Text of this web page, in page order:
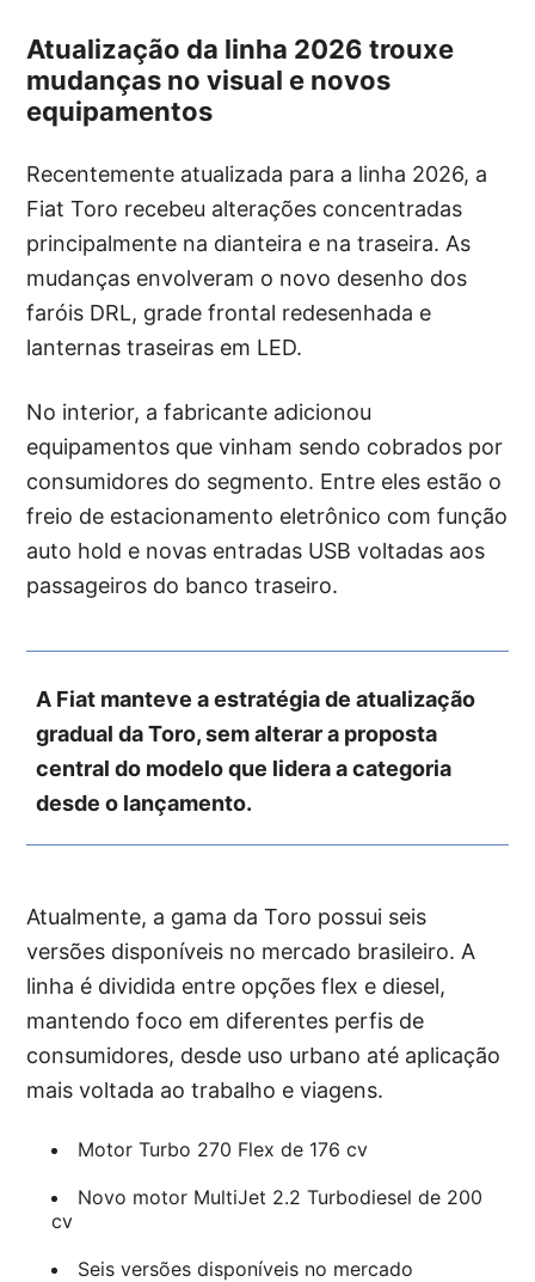
Atualização da linha 2026 trouxe
mudanças no visual e novos
equipamentos
Recentemente atualizada para a linha 2026, a
Fiat Toro recebeu alterações concentradas
principalmente na dianteira e na traseira. As
mudanças envolveram o novo desenho dos
faróis DRL, grade frontal redesenhada e
lanternas traseiras em LED.
No interior, a fabricante adicionou
equipamentos que vinham sendo cobrados por
consumidores do segmento. Entre eles estão o
freio de estacionamento eletrônico com função
auto hold e novas entradas USB voltadas aos
passageiros do banco traseiro.
A Fiat manteve a estratégia de atualização
gradual da Toro, sem alterar a proposta
central do modelo que lidera a categoria
desde o lançamento.
Atualmente, a gama da Toro possui seis
versões disponíveis no mercado brasileiro. A
linha é dividida entre opções flex e diesel,
mantendo foco em diferentes perfis de
consumidores, desde uso urbano até aplicação
mais voltada ao trabalho e viagens.
Motor Turbo 270 Flex de 176 cv
Novo motor MultiJet 2.2 Turbodiesel de 200
cv
Seis versões disponíveis no mercado